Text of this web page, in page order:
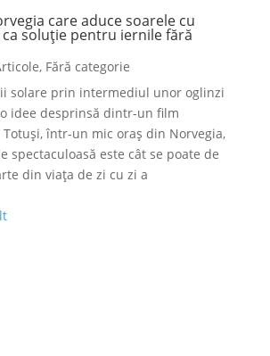
care aduce soarele cu
soluție pentru iernile fără
, Fără categorie
solare prin intermediul unor oglinzi
idee desprinsă dintr-un film
într-un mic oraș din Norvegia,
spectaculoasă este cât se poate de
din viața de zi cu zi a